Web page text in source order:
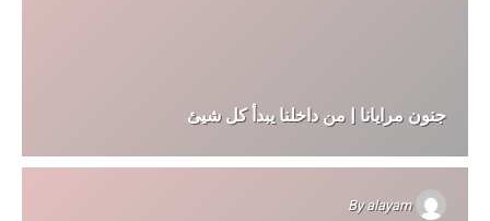
جنون مرايانا | من داخلنا يبدأ كل شيئ
Byalayam